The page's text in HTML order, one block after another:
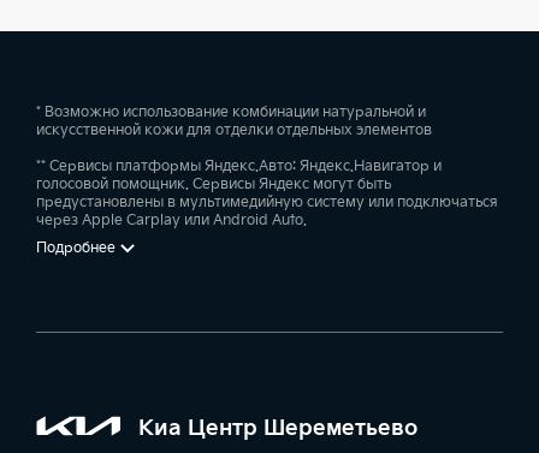
* Возможно использование комбинации натуральной и
искусственной кожи для отделки отдельных элементов
** Сервисы платформы Яндекс.Авто: Яндекс.Навигатор и
голосовой помощник. Сервисы Яндекс могут быть
предустановлены в мультимедийную систему или подключаться
через Apple Carplay или Android Auto.
Подробнее
Киа Центр Шереметьево